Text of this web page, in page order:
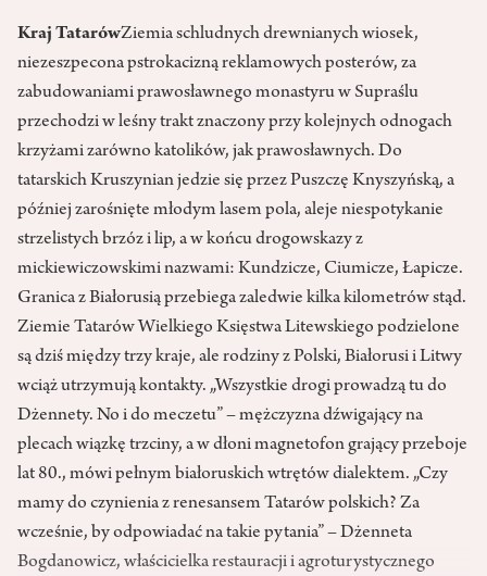
Kraj TatarówZiemia schludnych drewnianych wiosek,
niezeszpecona pstrokacizną reklamowych posterów, za
zabudowaniami prawosławnego monastyru w Supraślu
przechodzi w leśny trakt znaczony przy kolejnych odnogach
krzyżami zarówno katolików, jak prawosławnych. Do
tatarskich Kruszynian jedzie się przez Puszczę Knyszyńską, a
później zarośnięte młodym lasem pola, aleje niespotykanie
strzelistych brzóz i lip, a w końcu drogowskazy z
mickiewiczowskimi nazwami: Kundzicze, Ciumicze, Łapicze.
Granica z Białorusią przebiega zaledwie kilka kilometrów stąd.
Ziemie Tatarów Wielkiego Księstwa Litewskiego podzielone
są dziś między trzy kraje, ale rodziny z Polski, Białorusi i Litwy
wciąż utrzymują kontakty. „Wszystkie drogi prowadzą tu do
Dżennety. No i do meczetu” – mężczyzna dźwigający na
plecach wiązkę trzciny, a w dłoni magnetofon grający przeboje
lat 80., mówi pełnym białoruskich wtrętów dialektem. „Czy
mamy do czynienia z renesansem Tatarów polskich? Za
wcześnie, by odpowiadać na takie pytania” – Dżenneta
Bogdanowicz, właścicielka restauracji i agroturystycznego